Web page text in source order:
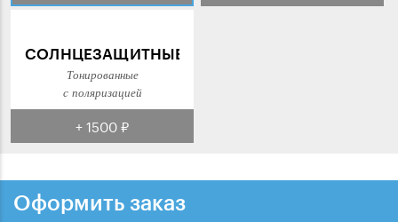
СОЛНЦЕЗАЩИТНЫЕ
Тонированные
с поляризацией
+ 1500 ₽
Оформить заказ